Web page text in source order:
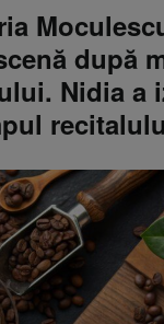
după
Nidia a